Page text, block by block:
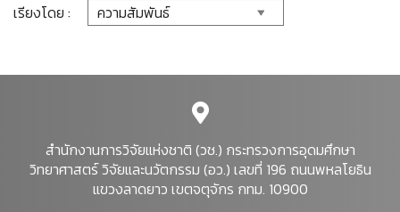
เรียงโดย :
สำนักงานการวิจัยแห่งชาติ (วช.) กระทรวงการอุดมศึกษา
วิทยาศาสตร์ วิจัยและนวัตกรรม (อว.) เลขที่ 196 ถนนพหลโยธิน
แขวงลาดยาว เขตจตุจักร กทม. 10900